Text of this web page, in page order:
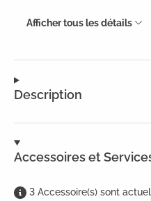
Description
Accessoires et
3 Accessoire(s) sont
Afficher tous les détails